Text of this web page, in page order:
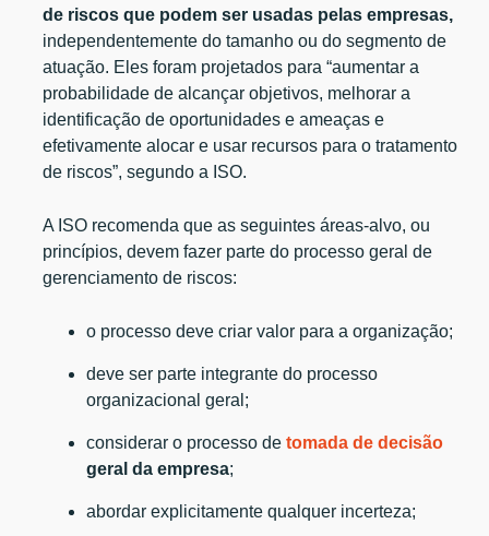
de riscos que podem ser usadas pelas empresas,
independentemente do tamanho ou do segmento de
atuação. Eles foram projetados para “aumentar a
probabilidade de alcançar objetivos, melhorar a
identificação de oportunidades e ameaças e
efetivamente alocar e usar recursos para o tratamento
de riscos”, segundo a ISO.
A ISO recomenda que as seguintes áreas-alvo, ou
princípios, devem fazer parte do processo geral de
gerenciamento de riscos:
o processo deve criar valor para a organização;
deve ser parte integrante do processo
organizacional geral;
considerar o processo detomada de decisão
geral da empresa;
abordar explicitamente qualquer incerteza;